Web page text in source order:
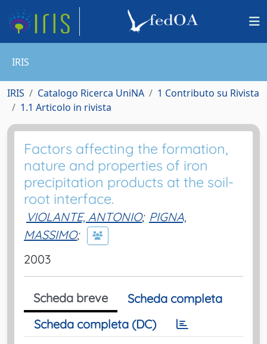
IRIS
IRIS Catalogo Ricerca UniNA
1 Contributo su Rivista
1.1 Articolo in rivista
Factors affecting the formation,
nature and properties of iron
precipitation products at the soil-
root interface.
VIOLANTE, ANTONIO; PIGNA,
MASSIMO;
2003
Scheda breve
Scheda completa
Scheda completa (DC)